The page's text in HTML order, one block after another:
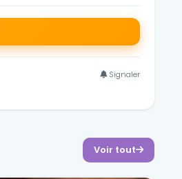
Signaler
Voir tout